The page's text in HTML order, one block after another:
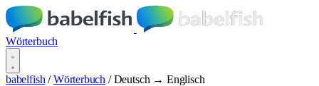
Wörterbuch
babelfish / Wörterbuch / Deutsch → Englisch